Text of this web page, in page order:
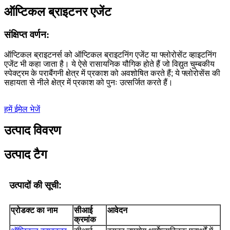
ऑप्टिकल ब्राइटनर एजेंट
संक्षिप्त वर्णन:
ऑप्टिकल ब्राइटनर्स को ऑप्टिकल ब्राइटनिंग एजेंट या फ्लोरोसेंट व्हाइटनिंग
एजेंट भी कहा जाता है। ये ऐसे रासायनिक यौगिक होते हैं जो विद्युत चुम्बकीय
स्पेक्ट्रम के पराबैंगनी क्षेत्र में प्रकाश को अवशोषित करते हैं; ये फ्लोरोसेंस की
सहायता से नीले क्षेत्र में प्रकाश को पुनः उत्सर्जित करते हैं।
हमें ईमेल भेजें
उत्पाद विवरण
उत्पाद टैग
उत्पादों की सूची:
प्रोडक्ट का नाम
सीआई
क्रमांक
आवेदन